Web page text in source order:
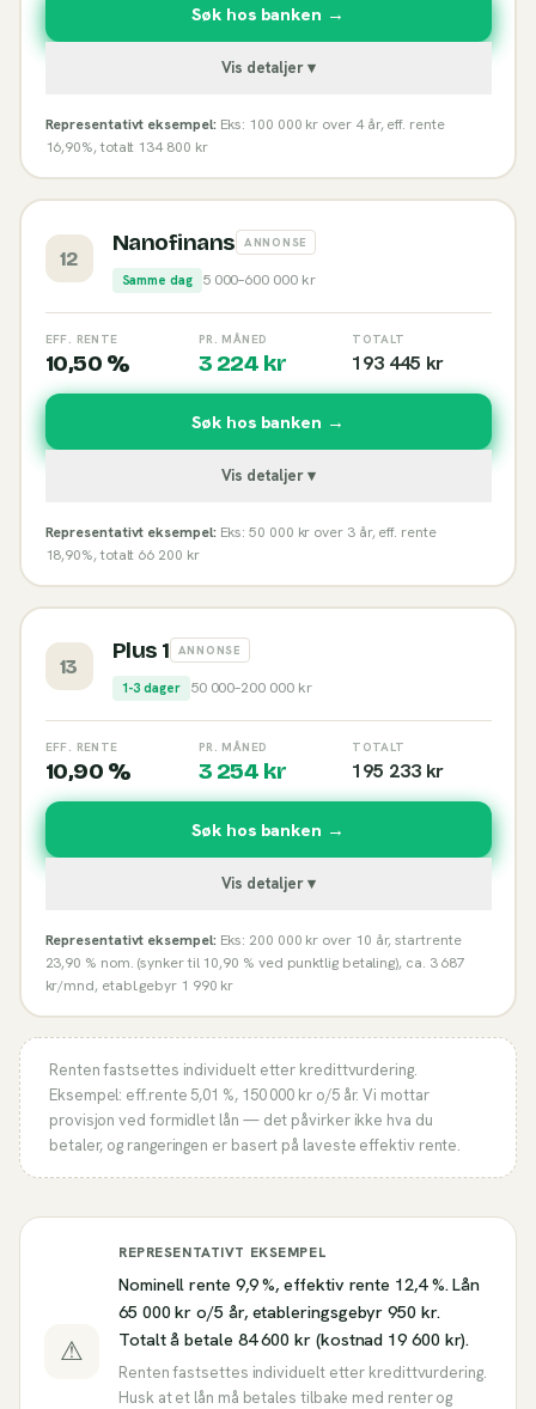
Søk hos banken →
Vis detaljer ▾
Representativt eksempel: Eks: 100 000 kr over 4 år, eff. rente
16,90%, totalt 134 800 kr
12
Nanofinans ANNONSE
Samme dag 5 000–600 000kr
EFF. RENTE
10,50 %
PR. MÅNED
3 224 kr
TOTALT
193 445 kr
Søk hos banken →
Vis detaljer ▾
Representativt eksempel: Eks: 50 000 kr over 3 år, eff. rente
18,90%, totalt 66 200 kr
13
Plus 1 ANNONSE
1-3 dager 50 000–200 000kr
EFF. RENTE
10,90 %
PR. MÅNED
3 254 kr
TOTALT
195 233kr
Søk hos banken →
Vis detaljer ▾
Representativt eksempel: Eks: 200 000 kr over 10 år, startrente
23,90 % nom. (synker til 10,90 % ved punktlig betaling), ca. 3 687
kr/mnd, etabl.gebyr 1 990 kr
Renten fastsettes individuelt etter kredittvurdering.
Eksempel: eff.rente 5,01 %, 150 000 kr o/5år. Vi mottar
provisjon ved formidlet lån — det påvirker ikke hva du
betaler, og rangeringen er basert på laveste effektiv rente.
⚠
REPRESENTATIVT EKSEMPEL
Nominell rente 9,9 %, effektiv rente 12,4 %. Lån
65 000 kr o/5 år, etableringsgebyr 950 kr.
Totalt å betale 84 600 kr (kostnad 19 600 kr).
Renten fastsettes individuelt etter kredittvurdering.
Husk at et lån må betales tilbake med renter og